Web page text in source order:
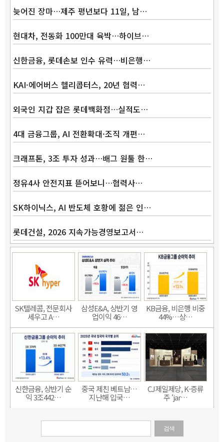
늦어진 장마…제주 평년보다 11일, 남…
현대차, 전동화 100만대 육박…하이브…
신한금융, 롯데손보 인수 유력…비은행…
KAI·에어버스 헬리콥터스, 20년 협력…
외국인 지갑 잡은 롯데백화점…실적도…
4대 금융그룹, AI 전환확대·조직 개편…
크래프톤, 3조 투자 성과…배그 원툴 한…
정유4사 안전지표 뜯어보니…협력사…
SK하이닉스, AI 반도체 호황에 젊은 인…
롯데건설, 2026 지속가능경영보고서…
SK텔레콤, 전문회사
세우고 A…
삼성E&A, 상반기 영
업이익 46…
KB금융, 비은행 비중
44%…상…
신한금융, 상반기 순
익 3조442…
중국 제친 베트남…
지난해 입국…
CJ제일제당, K-증류
주 ‘jar…
검색